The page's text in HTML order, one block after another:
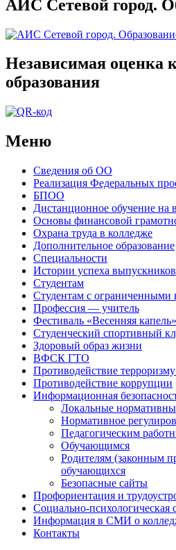
АИС Сетевой город.
Независимая оценка
образования
Меню
Сведения об ОО
Реализация Федеральных
БПОО
Дистанционное обучение на
Основы финансовой
Охрана труда в колледже
Дополнительное образование
Специальности
Истории успеха выпускников
Студентам
Студентам с ограниченными
Профессия — учитель
Фестиваль «Весенняя капель»
Студенческий
Здоровый образ жизни
ВФСК ГТО
Противодействие
Противодействие коррупции
Информационная
Локальные
Нормативное
Педагогическим
Обучающимся
Родителям (законным
обучающихся
Безопасные сайты
Профориентация и
Социально-психологическая
Информация в СМИ о
Контакты